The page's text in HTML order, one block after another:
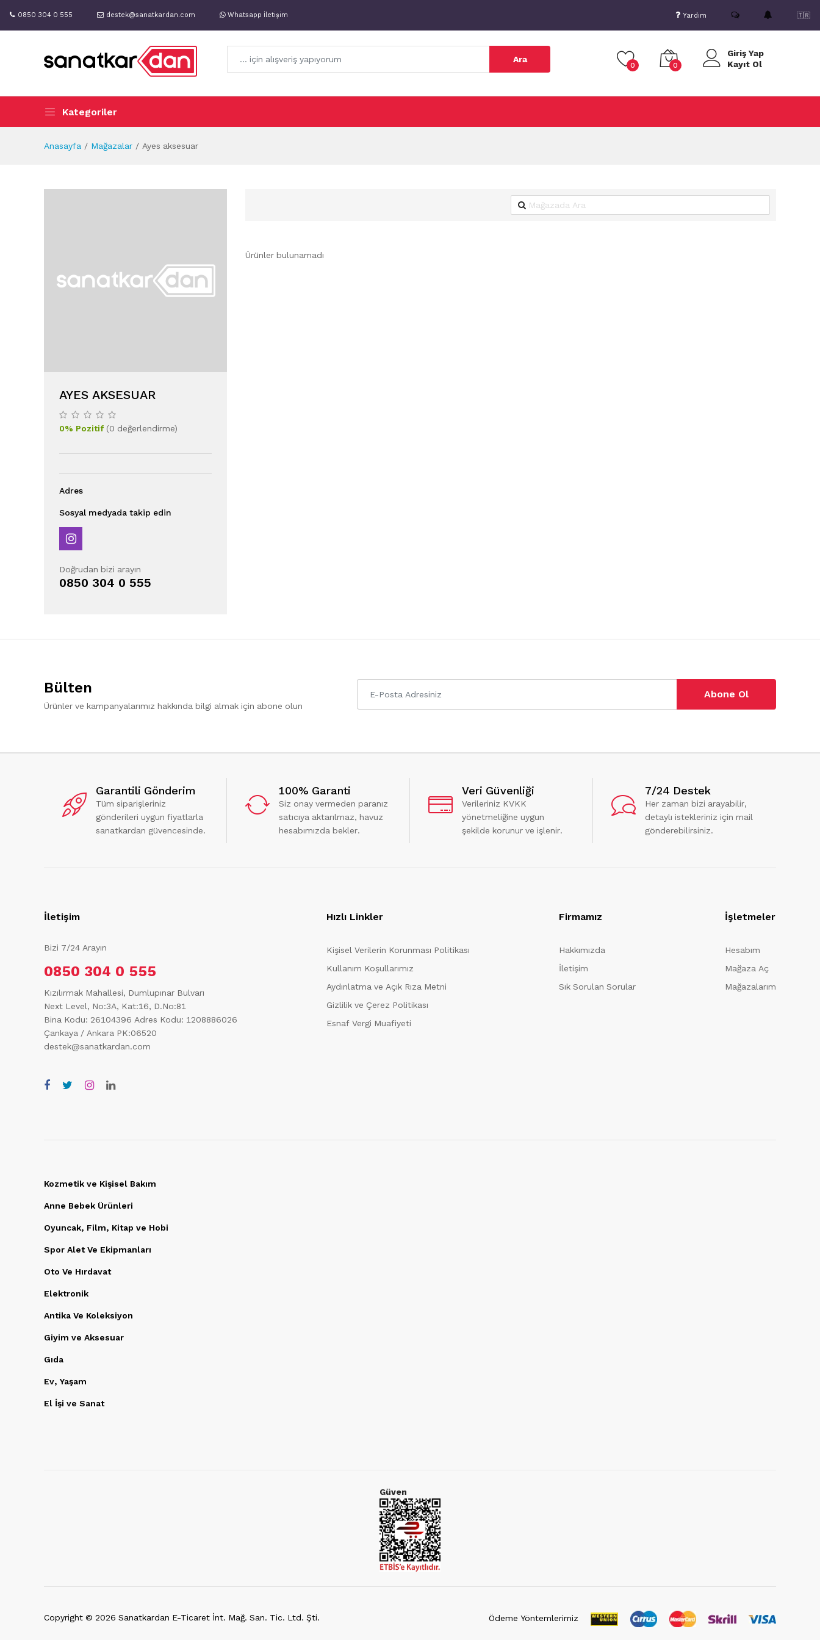
0850 304 0 555 destek@sanatkardan.com Whatsapp İletişim Yardım 🇹🇷
Ara
0 0
Giriş Yap
Kayıt Ol
Kategoriler
Anasayfa Mağazalar Ayes aksesuar
AYES AKSESUAR
0% Pozitif(0 değerlendirme)
Adres
Sosyal medyada takip edin
Doğrudan bizi arayın
0850 304 0 555
Ürünler bulunamadı
Bülten
Ürünler ve kampanyalarımız hakkında bilgi almak için abone olun
Abone Ol
Garantili Gönderim
Tüm siparişleriniz
gönderileri uygun fiyatlarla
sanatkardan güvencesinde.
100% Garanti
Siz onay vermeden paranız
satıcıya aktarılmaz, havuz
hesabımızda bekler.
Veri Güvenliği
Verileriniz KVKK
yönetmeliğine uygun
şekilde korunur ve işlenir.
7/24 Destek
Her zaman bizi arayabilir,
detaylı istekleriniz için mail
gönderebilirsiniz.
İletişim
Bizi 7/24 Arayın
0850 304 0 555
Kızılırmak Mahallesi, Dumlupınar Bulvarı
Next Level, No:3A, Kat:16, D.No:81
Bina Kodu: 26104396 Adres Kodu: 1208886026
Çankaya / Ankara PK:06520
destek@sanatkardan.com
Hızlı Linkler
Kişisel Verilerin Korunması Politikası
Kullanım Koşullarımız
Aydınlatma ve Açık Rıza Metni
Gizlilik ve Çerez Politikası
Esnaf Vergi Muafiyeti
Firmamız
Hakkımızda
İletişim
Sık Sorulan Sorular
İşletmeler
Hesabım
Mağaza Aç
Mağazalarım
Kozmetik ve Kişisel Bakım
Anne Bebek Ürünleri
Oyuncak, Film, Kitap ve Hobi
Spor Alet Ve Ekipmanları
Oto Ve Hırdavat
Elektronik
Antika Ve Koleksiyon
Giyim ve Aksesuar
Gıda
Ev, Yaşam
El İşi ve Sanat
Güven
Copyright © 2026 Sanatkardan E-Ticaret İnt. Mağ. San. Tic. Ltd. Şti. Ödeme Yöntemlerimiz